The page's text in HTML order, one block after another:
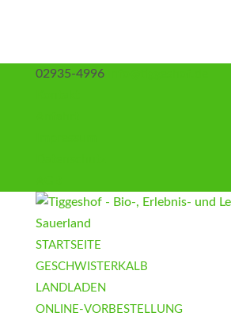
02935-4996
STARTSEITE
GESCHWISTERKALB
LANDLADEN
ONLINE-VORBESTELLUNG